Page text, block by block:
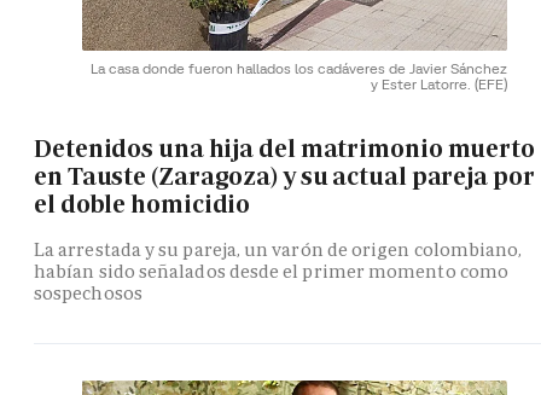
La casa donde fueron hallados los cadáveres de Javier Sánchez
y Ester Latorre. (EFE)
Detenidos una hija del matrimonio muerto
en Tauste (Zaragoza) y su actual pareja por
el doble homicidio
La arrestada y su pareja, un varón de origen colombiano,
habían sido señalados desde el primer momento como
sospechosos